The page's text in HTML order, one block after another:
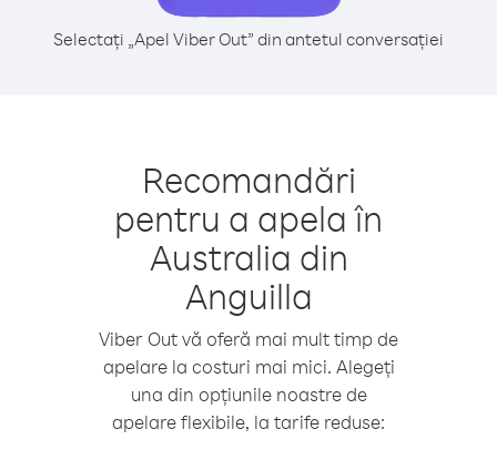
Selectați „Apel Viber Out” din antetul conversației
Recomandări
pentru a apela în
Australia din
Anguilla
Viber Out vă oferă mai mult timp de
apelare la costuri mai mici. Alegeți
una din opțiunile noastre de
apelare flexibile, la tarife reduse: